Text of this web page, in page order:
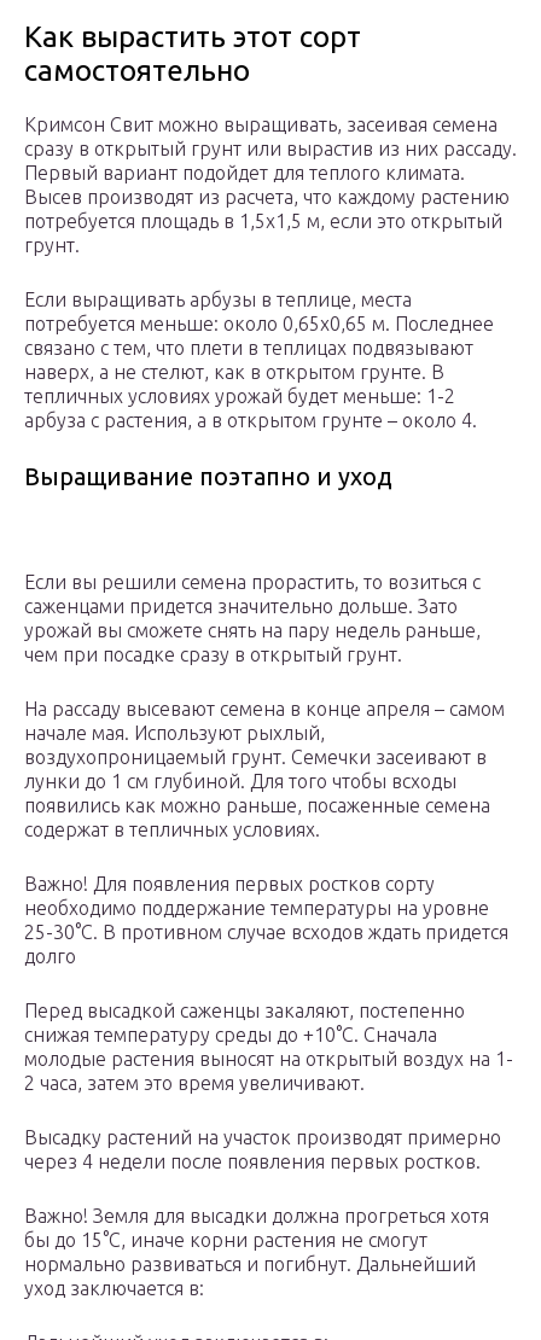
Как вырастить этот сорт
самостоятельно
Кримсон Свит можно выращивать, засеивая семена
сразу в открытый грунт или вырастив из них рассаду.
Первый вариант подойдет для теплого климата.
Высев производят из расчета, что каждому растению
потребуется площадь в 1,5х1,5 м, если это открытый
грунт.
Если выращивать арбузы в теплице, места
потребуется меньше: около 0,65х0,65 м. Последнее
связано с тем, что плети в теплицах подвязывают
наверх, а не стелют, как в открытом грунте. В
тепличных условиях урожай будет меньше: 1-2
арбуза с растения, а в открытом грунте – около 4.
Выращивание поэтапно и уход
Если вы решили семена прорастить, то возиться с
саженцами придется значительно дольше. Зато
урожай вы сможете снять на пару недель раньше,
чем при посадке сразу в открытый грунт.
На рассаду высевают семена в конце апреля – самом
начале мая. Используют рыхлый,
воздухопроницаемый грунт. Семечки засеивают в
лунки до 1 см глубиной. Для того чтобы всходы
появились как можно раньше, посаженные семена
содержат в тепличных условиях.
Важно! Для появления первых ростков сорту
необходимо поддержание температуры на уровне
25-30°С. В противном случае всходов ждать придется
долго
Перед высадкой саженцы закаляют, постепенно
снижая температуру среды до +10°С. Сначала
молодые растения выносят на открытый воздух на 1-
2 часа, затем это время увеличивают.
Высадку растений на участок производят примерно
через 4 недели после появления первых ростков.
Важно! Земля для высадки должна прогреться хотя
бы до 15°С, иначе корни растения не смогут
нормально развиваться и погибнут. Дальнейший
уход заключается в: